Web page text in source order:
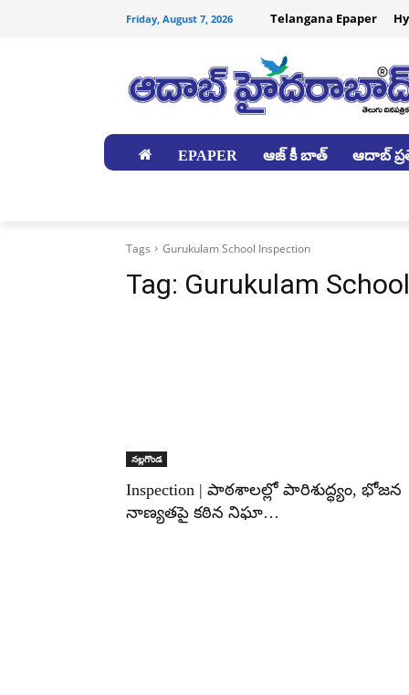
Friday, August 7, 2026 Telangana Epaper
EPAPER ఆజ్ కీ బాత్ ఆదాబ్
Tags Gurukulam School Inspection
Tag: Gurukulam
నల్లగొండ
Inspection | పాఠశాలల్లో పారిశుద్ధ్యం, భోజన
నాణ్యతపై కఠిన నిఘా…